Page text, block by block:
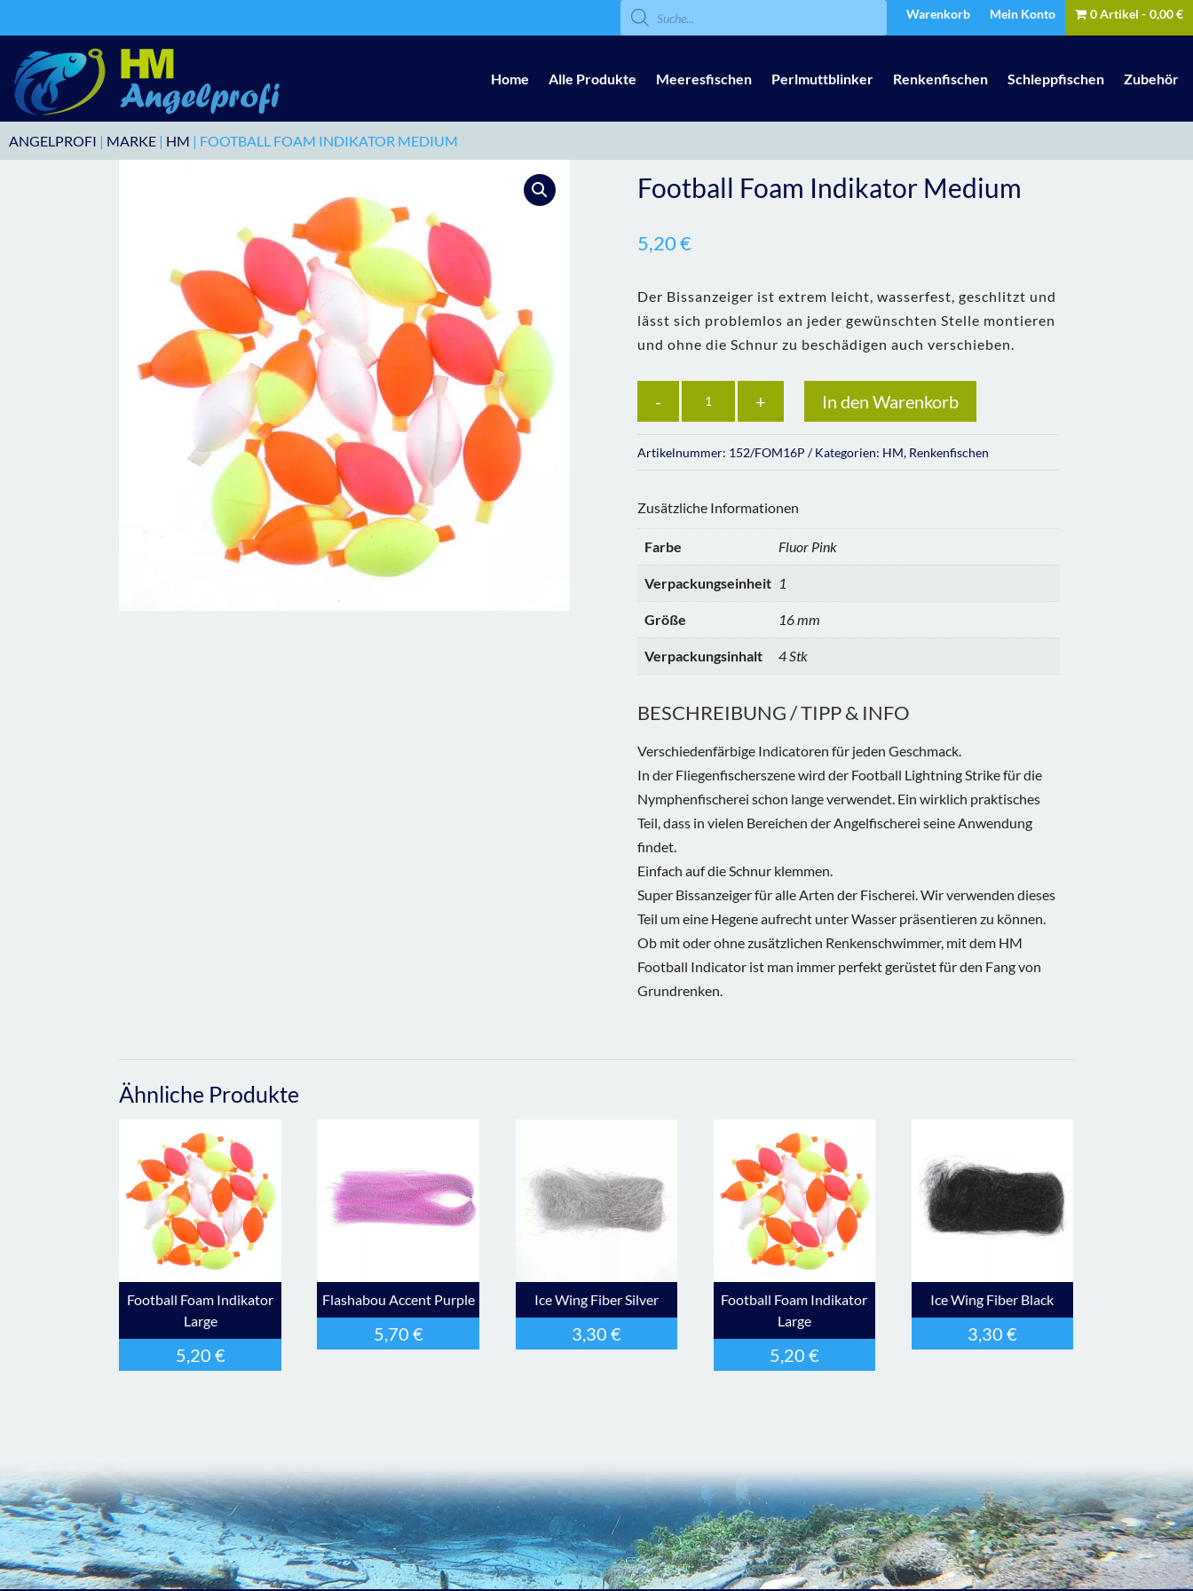
Products
search
Warenkorb Mein Konto 0 Artikel 0,00 €
Home Alle Produkte Meeresfischen Perlmuttblinker Renkenfischen Schleppfischen Zubehör
ANGELPROFI | MARKE | HM | FOOTBALL FOAM INDIKATOR MEDIUM
Football Foam Indikator Medium
5,20€
Der Bissanzeiger ist extrem leicht, wasserfest, geschlitzt und
lässt sich problemlos an jeder gewünschten Stelle montieren
und ohne die Schnur zu beschädigen auch verschieben.
In den Warenkorb
Artikelnummer: 152/FOM16P Kategorien: HM, Renkenfischen
Zusätzliche Informationen
Farbe Fluor Pink
Verpackungseinheit 1
Größe 16 mm
Verpackungsinhalt 4 Stk
BESCHREIBUNG / TIPP & INFO
Verschiedenfärbige Indicatoren für jeden Geschmack.
In der Fliegenfischerszene wird der Football Lightning Strike für die
Nymphenfischerei schon lange verwendet. Ein wirklich praktisches
Teil, dass in vielen Bereichen der Angelfischerei seine Anwendung
findet.
Einfach auf die Schnur klemmen.
Super Bissanzeiger für alle Arten der Fischerei. Wir verwenden dieses
Teil um eine Hegene aufrecht unter Wasser präsentieren zu können.
Ob mit oder ohne zusätzlichen Renkenschwimmer, mit dem HM
Football Indicator ist man immer perfekt gerüstet für den Fang von
Grundrenken.
Ähnliche Produkte
Football Foam Indikator
Large
5,20 €
Flashabou Accent Purple
5,70 €
Ice Wing Fiber Silver
3,30 €
Football Foam Indikator
Large
5,20 €
Ice Wing Fiber Black
3,30 €